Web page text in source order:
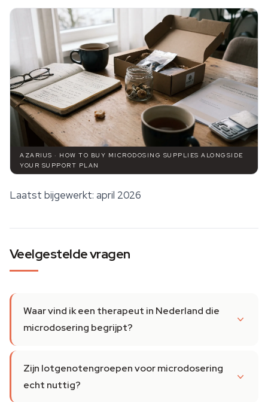
AZARIUS · HOW TO BUY MICRODOSING SUPPLIES ALONGSIDE
YOUR SUPPORT PLAN
Laatst bijgewerkt: april 2026
Veelgestelde vragen
Waar vind ik een therapeut in Nederland die
microdosering begrijpt?
Zijn lotgenotengroepen voor microdosering
echt nuttig?